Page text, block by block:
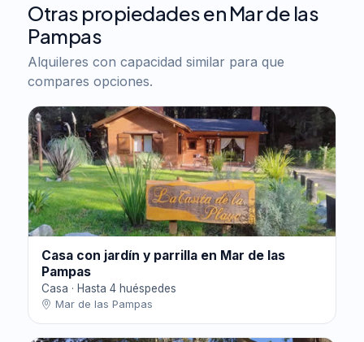
Otras propiedades en Mar de las
Pampas
Alquileres con capacidad similar para que
compares opciones.
Casa con jardín y parrilla en Mar de las
Pampas
Casa · Hasta 4 huéspedes
Mar de las Pampas